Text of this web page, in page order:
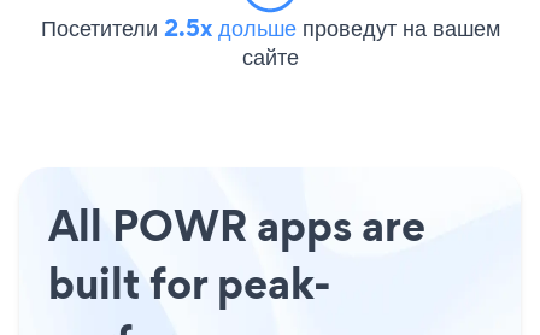
Посетители 2.5x дольше проведут на вашем
сайте
All POWR apps are
built for peak-